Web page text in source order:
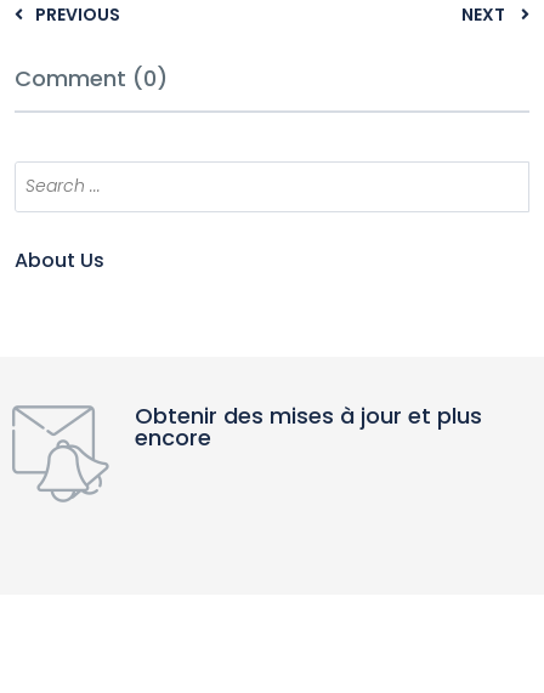
PREVIOUS NEXT
Comment (0)
About Us
Obtenir des mises à jour et plus
encore